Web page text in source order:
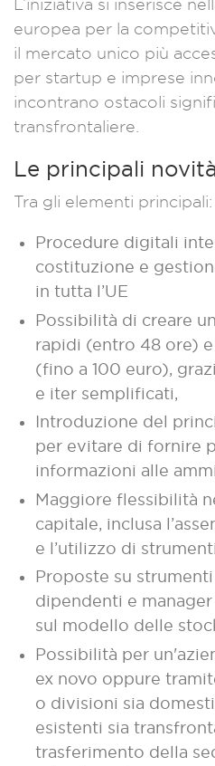
L’iniziativa si inserisce
europea per la
il mercato unico più
per startup e imprese
incontrano ostacoli
transfrontaliere.
Le principali novità
Tra gli elementi principali:
Procedure digitali
costituzione e
in tutta l’UE
Possibilità di creare
rapidi (entro 48 ore)
(fino a 100 euro),
e iter semplificati,
Introduzione del
per evitare di fornire
informazioni alle
Maggiore flessibilità
capitale, inclusa
e l’utilizzo di
Proposte su
dipendenti e
sul modello delle
Possibilità per
ex novo oppure
o divisioni sia
esistenti sia
trasferimento della